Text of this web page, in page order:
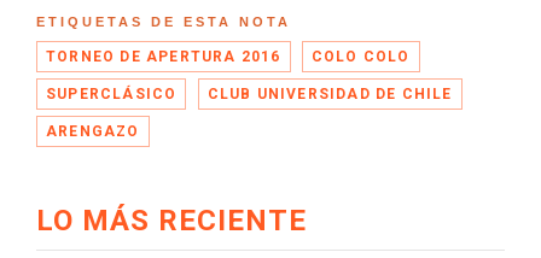
ETIQUETAS DE ESTA NOTA
TORNEO DE APERTURA 2016 COLO COLO
SUPERCLÁSICO CLUB UNIVERSIDAD DE CHILE
ARENGAZO
LO MÁS RECIENTE